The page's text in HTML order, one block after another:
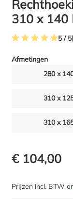
310 x 140
5 / 5
Afmetingen
280 x
310 x
310 x
€ 104,00
Prijzen incl. BTW